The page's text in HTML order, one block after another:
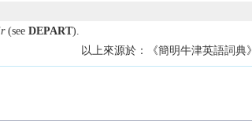
(see DEPART).
以上來源於：《簡明牛津英語詞典》